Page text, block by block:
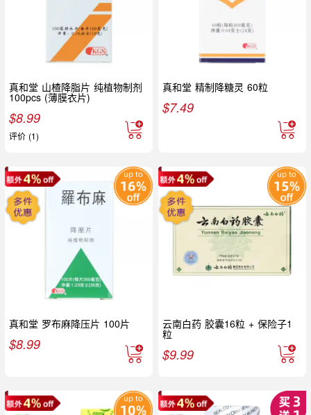
真和堂 山楂降脂片 纯植物制剂
100pcs (薄膜衣片)
$8.99
评价 (1)
真和堂 精制降糖灵 60粒
$7.49
真和堂 罗布麻降压片 100片
$8.99
云南白药 胶囊16粒 + 保险子1
粒
$9.99